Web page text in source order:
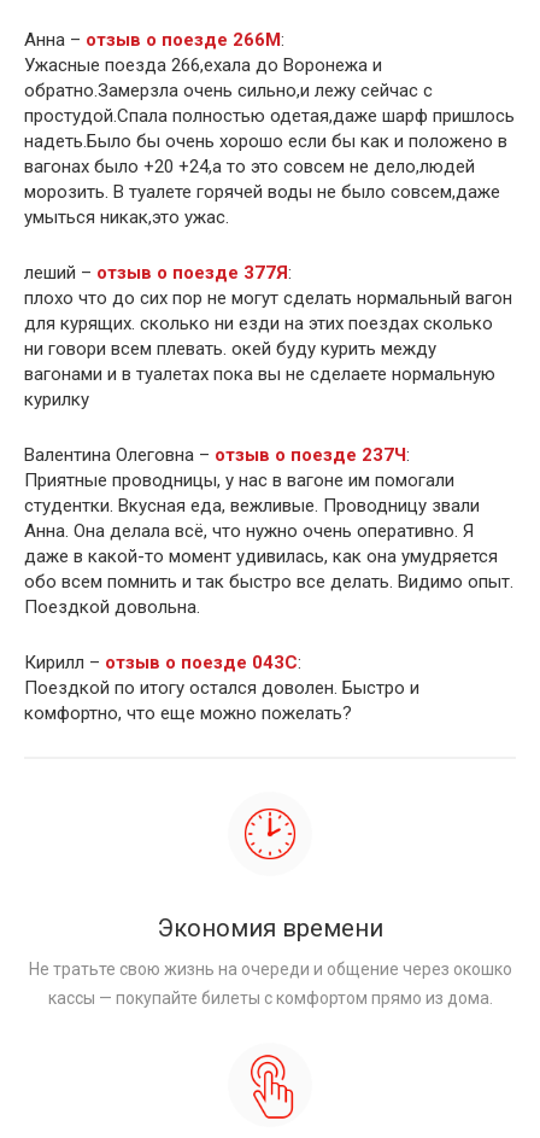
Анна – отзыв о поезде 266М:
Ужасные поезда 266,ехала до Воронежа и
обратно.Замерзла очень сильно,и лежу сейчас с
простудой.Спала полностью одетая,даже шарф пришлось
надеть.Было бы очень хорошо если бы как и положено в
вагонах было +20 +24,а то это совсем не дело,людей
морозить. В туалете горячей воды не было совсем,даже
умыться никак,это ужас.
леший – отзыв о поезде 377Я:
плохо что до сих пор не могут сделать нормальный вагон
для курящих. сколько ни езди на этих поездах сколько
ни говори всем плевать. окей буду курить между
вагонами и в туалетах пока вы не сделаете нормальную
курилку
Валентина Олеговна – отзыв о поезде 237Ч:
Приятные проводницы, у нас в вагоне им помогали
студентки. Вкусная еда, вежливые. Проводницу звали
Анна. Она делала всё, что нужно очень оперативно. Я
даже в какой-то момент удивилась, как она умудряется
обо всем помнить и так быстро все делать. Видимо опыт.
Поездкой довольна.
Кирилл – отзыв о поезде 043С:
Поездкой по итогу остался доволен. Быстро и
комфортно, что еще можно пожелать?
Экономия времени
Не тратьте свою жизнь на очереди и общение через окошко
кассы — покупайте билеты с комфортом прямо из дома.